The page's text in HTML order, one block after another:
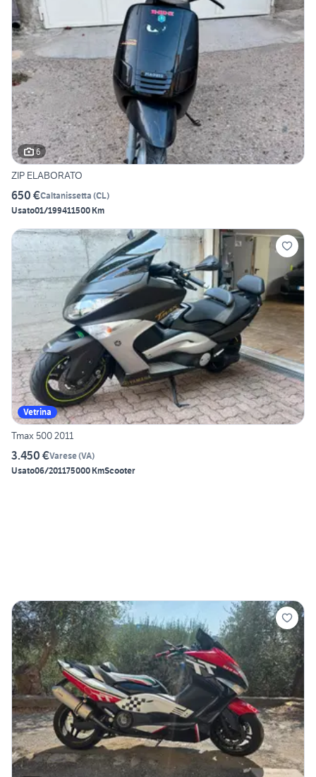
6
ZIP ELABORATO
650 €Caltanissetta (CL)
Usato01/199411500 Km
Vetrina
Tmax 500 2011
3.450 €Varese(VA)
Usato06/201175000 KmScooter